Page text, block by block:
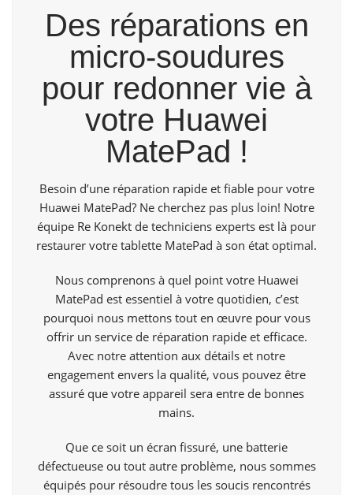
Des réparations en
micro-soudures
pour redonner vie à
votre Huawei
MatePad !
Besoin d’une réparation rapide et fiable pour votre
Huawei MatePad? Ne cherchez pas plus loin! Notre
équipe Re Konekt de techniciens experts est là pour
restaurer votre tablette MatePad à son état optimal.
Nous comprenons à quel point votre Huawei
MatePad est essentiel à votre quotidien, c’est
pourquoi nous mettons tout en œuvre pour vous
offrir un service de réparation rapide et efficace.
Avec notre attention aux détails et notre
engagement envers la qualité, vous pouvez être
assuré que votre appareil sera entre de bonnes
mains.
Que ce soit un écran fissuré, une batterie
défectueuse ou tout autre problème, nous sommes
équipés pour résoudre tous les soucis rencontrés